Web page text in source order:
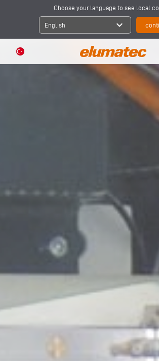
Choose your language to see local
English expand_more